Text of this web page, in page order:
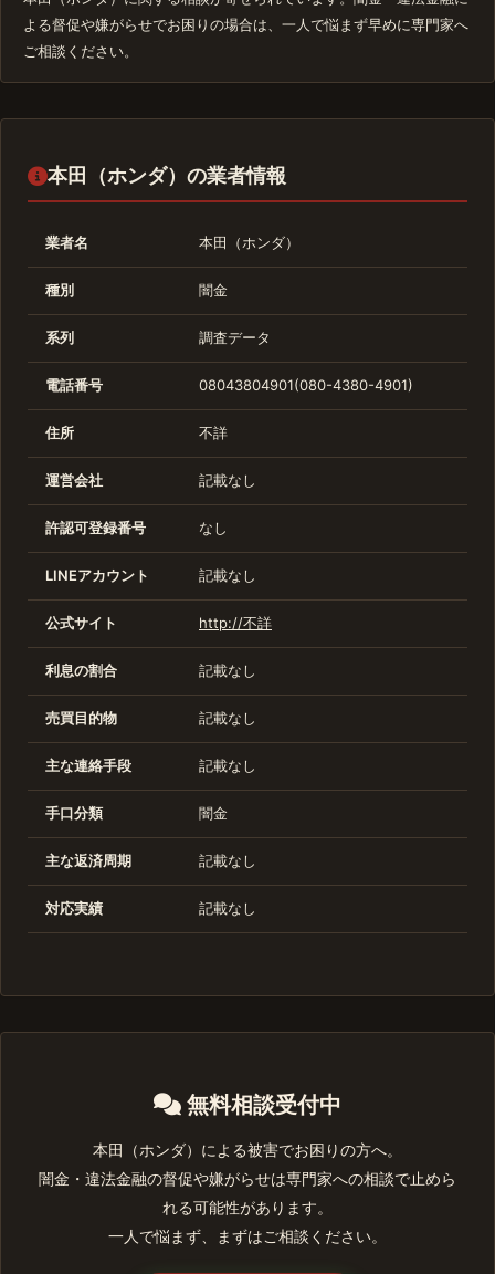
よる督促や嫌がらせでお困りの場合は、一人で悩まず早めに専門家へ
ご相談ください。
本田（ホンダ）の業者情報
業者名 本田（ホンダ）
種別 闇金
系列 調査データ
電話番号 08043804901(080-4380-4901)
住所 不詳
運営会社 記載なし
許認可登録番号 なし
LINEアカウント 記載なし
公式サイト http://不詳
利息の割合 記載なし
売買目的物 記載なし
主な連絡手段 記載なし
手口分類 闇金
主な返済周期 記載なし
対応実績 記載なし
無料相談受付中
本田（ホンダ）による被害でお困りの方へ。
闇金・違法金融の督促や嫌がらせは専門家への相談で止めら
れる可能性があります。
一人で悩まず、まずはご相談ください。